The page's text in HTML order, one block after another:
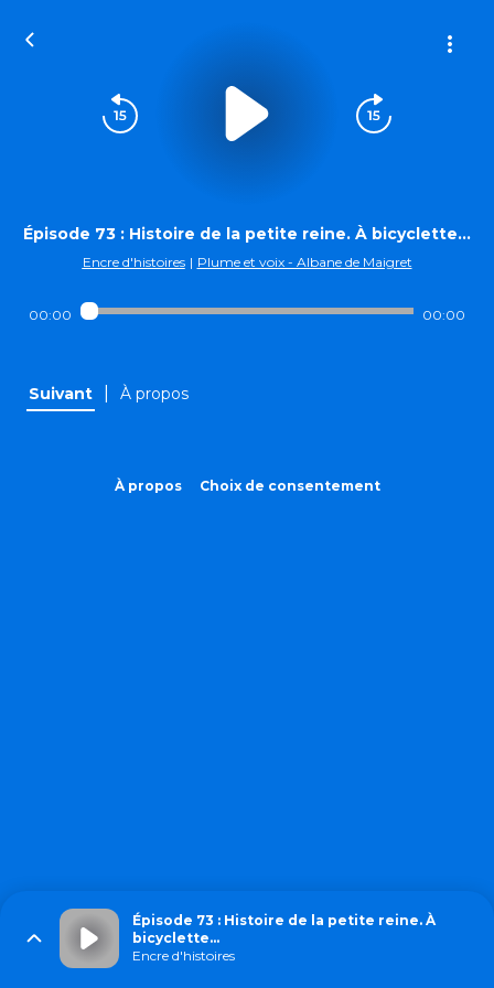
Épisode 73 : Histoire de la petite reine. À bicyclette…
Encre d'histoires | Plume et voix - Albane de Maigret
00:00 00:00
Suivant À propos
À propos Choix de consentement
Épisode 73 : Histoire de la petite reine. À
bicyclette…
Encre d'histoires